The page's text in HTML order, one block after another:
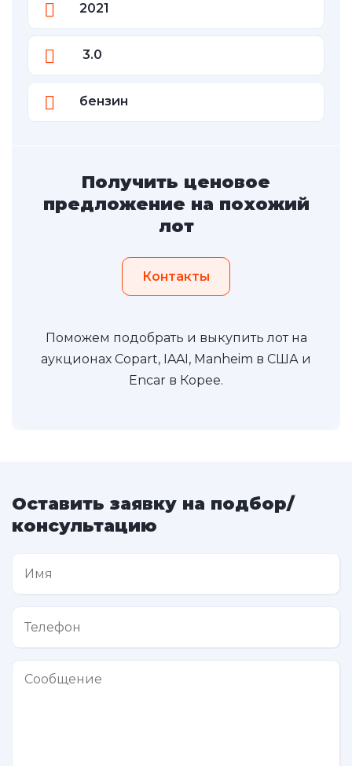
2021
3.0
бензин
Получить ценовое
предложение на похожий
лот
Контакты
Поможем подобрать и выкупить лот на
аукционах Copart, IAAI, Manheim в США и
Encar в Корее.
Оставить заявку на подбор/
консультацию